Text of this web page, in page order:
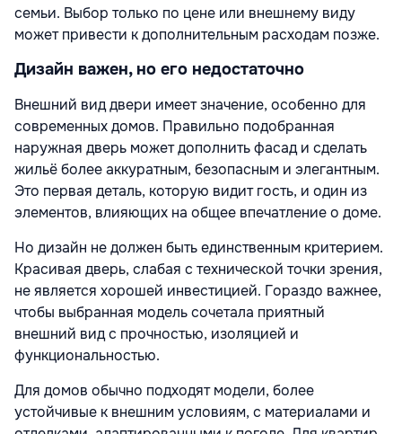
семьи. Выбор только по цене или внешнему виду
может привести к дополнительным расходам позже.
Дизайн важен, но его недостаточно
Внешний вид двери имеет значение, особенно для
современных домов. Правильно подобранная
наружная дверь может дополнить фасад и сделать
жильё более аккуратным, безопасным и элегантным.
Это первая деталь, которую видит гость, и один из
элементов, влияющих на общее впечатление о доме.
Но дизайн не должен быть единственным критерием.
Красивая дверь, слабая с технической точки зрения,
не является хорошей инвестицией. Гораздо важнее,
чтобы выбранная модель сочетала приятный
внешний вид с прочностью, изоляцией и
функциональностью.
Для домов обычно подходят модели, более
устойчивые к внешним условиям, с материалами и